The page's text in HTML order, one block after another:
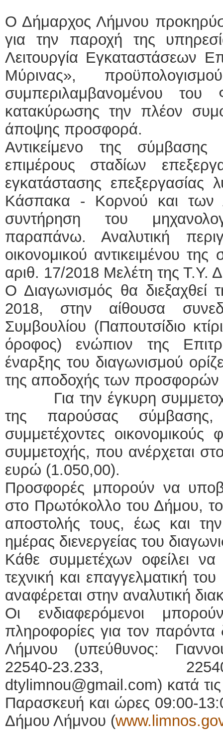
Ο Δήμαρχος Λήμνου
για την παροχή της
Λειτουργία Εγκαταστάσεων
Μύρινας»,
συμπεριλαμβανομένου
κατακύρωσης την πλέον
άποψης προσφορά.
Αντικείμενο της
επιμέρους σταδίων
εγκατάστασης
Κάσπακα - Κορνού και
συντήρηση του
παραπάνω. Αναλυτική
οικονομικού αντικειμένου
αριθ. 17/2018 Μελέτη της Τ.Υ.
Ο Διαγωνισμός θα διεξαχθεί
2018, στην αίθουσα
Συμβουλίου (Παπουτσίδιο
όροφος) ενώπιον της
έναρξης του διαγωνισμού
της αποδοχής των προσφορών
Για την έγκυρη
της παρούσας σύμβασης,
συμμετέχοντες οικονομικούς
συμμετοχής, που ανέρχεται
ευρώ (1.050,00).
Προσφορές μπορούν να
στο Πρωτόκολλο του Δήμου,
αποστολής τους, έως και
ημέρας διενεργείας του
Κάθε συμμετέχων οφείλει να
τεχνική και επαγγελματική
αναφέρεται στην αναλυτική
Οι ενδιαφερόμενοι
πληροφορίες για τον
Λήμνου (υπεύθυνος:
22540-23.233,
dtylimnou@gmail.com) κατά
Παρασκευή και ώρες 09:00-
Δήμου Λήμνου (